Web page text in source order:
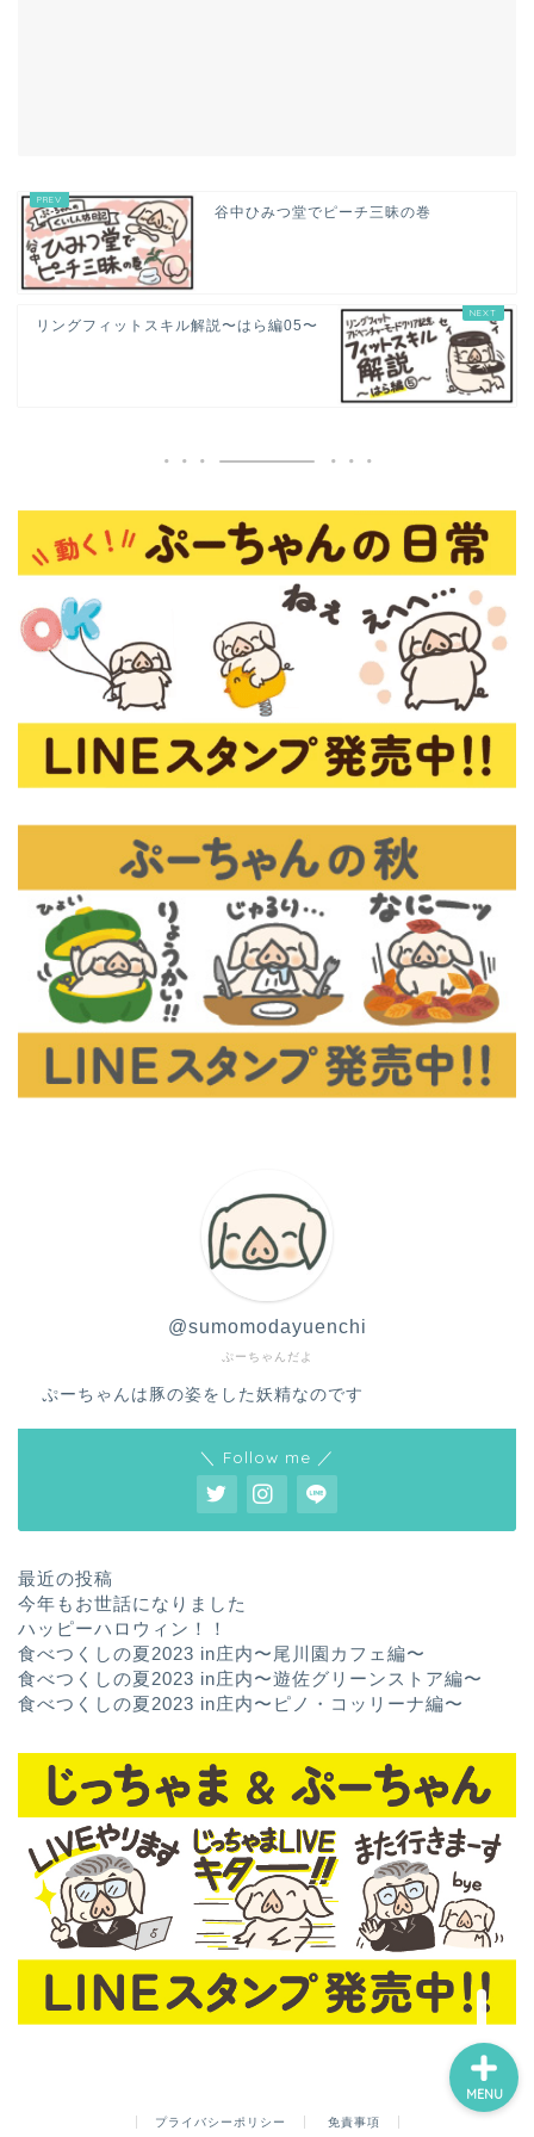
谷中ひみつ堂でピーチ三昧の巻
リングフィットスキル解説〜はら編05〜
ぷーちゃんだよ
@sumomodayuenchi
ぷーちゃんは豚の姿をした妖精なのです
＼ Follow me ／
最近の投稿
今年もお世話になりました
ハッピーハロウィン！！
食べつくしの夏2023 in庄内〜尾川園カフェ編〜
食べつくしの夏2023 in庄内〜遊佐グリーンストア編〜
食べつくしの夏2023 in庄内〜ピノ・コッリーナ編〜
プライバシーポリシー 免責事項
MENU
ホーム
お問い合わせ